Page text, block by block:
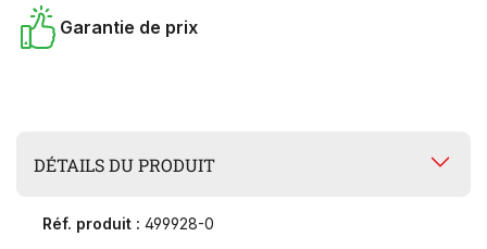
Garantie de prix
DÉTAILS DU PRODUIT
Réf. produit : 499928-0